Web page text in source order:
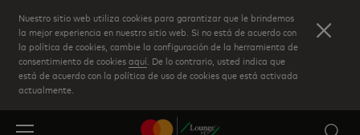
Skip
to
main
content
Nuestro sitio web utiliza cookies para garantizar que le brindemos
la mejor experiencia en nuestro sitio web. Si no está de acuerdo con
la política de cookies, cambie la configuración de la herramienta de
consentimiento de cookiesaquí . De lo contrario, usted indica que
está de acuerdo con la política de uso de cookies que está activada
actualmente.